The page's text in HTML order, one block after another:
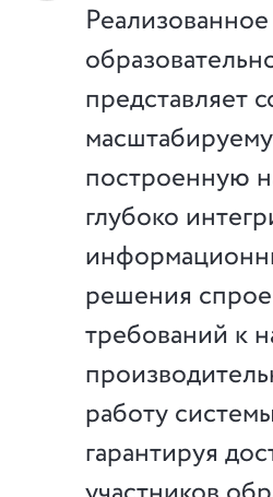
представляет
построенную
глубоко
решения
требований к
работу
гарантируя